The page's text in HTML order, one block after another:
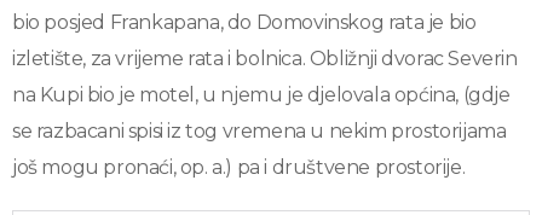
bio posjed Frankapana, do Domovinskog rata je bio
izletište, za vrijeme rata i bolnica. Obližnji dvorac Severin
na Kupi bio je motel, u njemu je djelovala općina, (gdje
se razbacani spisi iz tog vremena u nekim prostorijama
još mogu pronaći, op. a.) pa i društvene prostorije.